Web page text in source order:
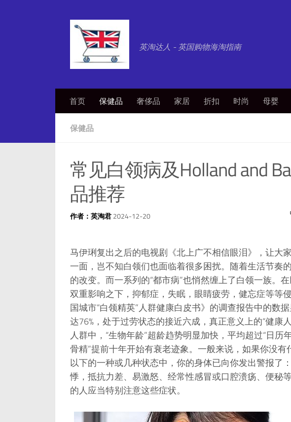
英淘达人 - 英国购物海淘指南
首页 保健品 奢侈品 家居 折扣 时尚 母婴
保健品
常见白领病及Holland and
品推荐
作者：英淘君2024-12-20
马伊琍复出之后的电视剧《北上广不相信眼泪》，让大
一面，岂不知白领们也面临着很多困扰。随着生活节奏
的改变。而一系列的“都市病”也悄然缠上了白领一族。
双重影响之下，抑郁症，失眠，眼睛疲劳，健忘症等等
国城市“白领精英”人群健康白皮书》的调查报告中的数
达76%，处于过劳状态的接近六成，真正意义上的“健康
人群中，“生物年龄”超龄趋势明显加快，平均超过“日历
骨精”提前十年开始有衰老迹象。一般来说，如果你没
以下的一种或几种状态中，你的身体已向你发出警报了
悸，抵抗力差、易激怒、经常性感冒或口腔溃疡、便秘
的人应当特别注意这些症状。